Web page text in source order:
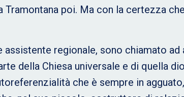
Tramontana poi. Ma con la certezza
regionale, sono chiamato
della Chiesa universale e di quella
che è sempre in